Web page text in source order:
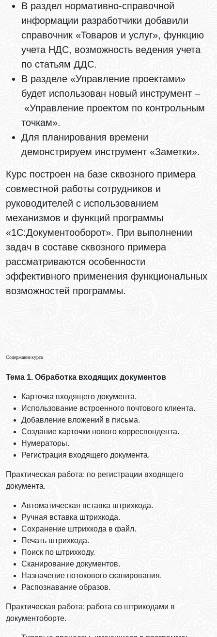
В раздел нормативно-справочной
информации разработчики добавили
справочник «Товаров и услуг», функцию
учета НДС, возможность ведения учета
по статьям ДДС.
В разделе «Управление проектами»
будет использован новый инструмент –
«Управление проектом по контрольным
точкам».
Для планирования времени
демонстрируем инструмент «Заметки».
Курс построен на базе сквозного примера
совместной работы сотрудников и
руководителей с использованием
механизмов и функций программы
«1С:Документооборот». При выполнении
задач в составе сквозного примера
рассматриваются особенности
эффективного применения функциональных
возможностей программы.
Содержание курса
Тема 1. Обработка входящих документов
Карточка входящего документа.
Использование встроенного почтового клиента.
Добавление вложений в письма.
Создание карточки нового корреспондента.
Нумераторы.
Регистрация входящего документа.
Практическая работа: по регистрации входящего
документа.
Автоматическая вставка штрихкода.
Ручная вставка штрихкода.
Сохранение штрихкода в файл.
Печать штрихкода.
Поиск по штрихкоду.
Сканирование документов.
Назначение потокового сканирования.
Распознавание образов.
Практическая работа: работа со штрикодами в
документоборте.